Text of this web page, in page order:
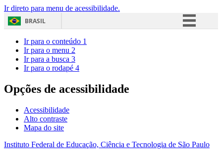
Ir direto para menu de acessibilidade.
BRASIL
Acesso à informação
Ir para o conteúdo 1
Ir para o menu 2
Ir para a busca 3
Ir para o rodapé 4
Opções de acessibilidade
Acessibilidade
Alto contraste
Mapa do site
Instituto Federal de Educação, Ciência e Tecnologia de São Paulo